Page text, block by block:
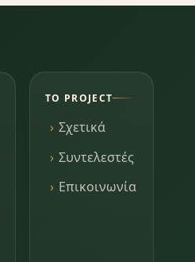
ΤΟ PROJECT
Σχετικά
Συντελεστές
Επικοινωνία